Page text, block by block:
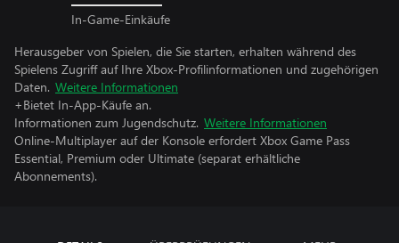
In-Game-Einkäufe
Herausgeber von Spielen, die Sie starten, erhalten während des
Spielens Zugriff auf Ihre Xbox-Profilinformationen und zugehörigen
Daten. Weitere Informationen
+Bietet In-App-Käufe an.
Informationen zum Jugendschutz. Weitere Informationen
Online-Multiplayer auf der Konsole erfordert Xbox Game Pass
Essential, Premium oder Ultimate (separat erhältliche
Abonnements).